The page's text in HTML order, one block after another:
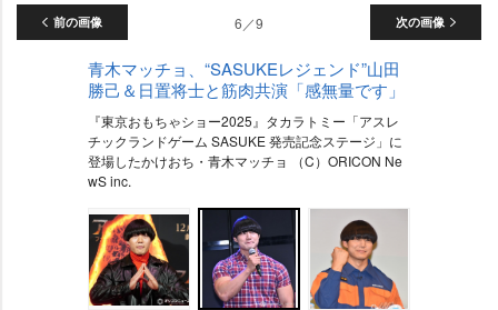
前の画像 次の画像
6／9
青木マッチョ、“SASUKEレジェンド”山田
勝己＆日置将士と筋肉共演「感無量です」
『東京おもちゃショー2025』タカラトミー「アスレ
チックランドゲーム SASUKE 発売記念ステージ」に
登場したかけおち・青木マッチョ （C）ORICON Ne
wS inc.